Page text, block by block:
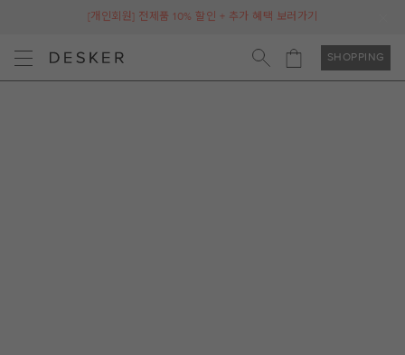
[개인회원] 전제품 10% 할인 + 추가 혜택 보러가기
SHOPPING